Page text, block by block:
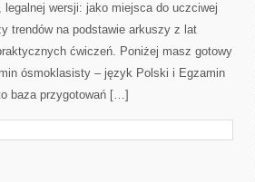
legalnej wersji: jako miejsca do uczciwej
trendów na podstawie arkuszy z lat
ćwiczeń. Poniżej masz gotowy
ósmoklasisty – język Polski i Egzamin
baza przygotowań […]